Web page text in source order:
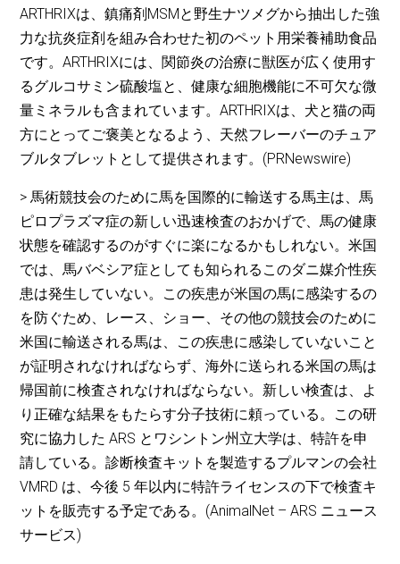
ARTHRIXは、鎮痛剤MSMと野生ナツメグから抽出した強
力な抗炎症剤を組み合わせた初のペット用栄養補助食品
です。ARTHRIXには、関節炎の治療に獣医が広く使用す
るグルコサミン硫酸塩と、健康な細胞機能に不可欠な微
量ミネラルも含まれています。ARTHRIXは、犬と猫の両
方にとってご褒美となるよう、天然フレーバーのチュア
ブルタブレットとして提供されます。(PRNewswire)
> 馬術競技会のために馬を国際的に輸送する馬主は、馬
ピロプラズマ症の新しい迅速検査のおかげで、馬の健康
状態を確認するのがすぐに楽になるかもしれない。米国
では、馬バベシア症としても知られるこのダニ媒介性疾
患は発生していない。この疾患が米国の馬に感染するの
を防ぐため、レース、ショー、その他の競技会のために
米国に輸送される馬は、この疾患に感染していないこと
が証明されなければならず、海外に送られる米国の馬は
帰国前に検査されなければならない。新しい検査は、よ
り正確な結果をもたらす分子技術に頼っている。この研
究に協力した ARS とワシントン州立大学は、特許を申
請している。診断検査キットを製造するプルマンの会社
VMRD は、今後 5 年以内に特許ライセンスの下で検査キ
ットを販売する予定である。(AnimalNet – ARS ニュース
サービス)